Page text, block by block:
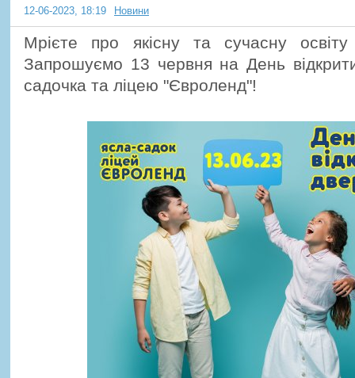
12-06-2023, 18:19 Новини
Мрієте про якісну та сучасну
Запрошуємо 13 червня на День
садочка та ліцею "Євроленд"!